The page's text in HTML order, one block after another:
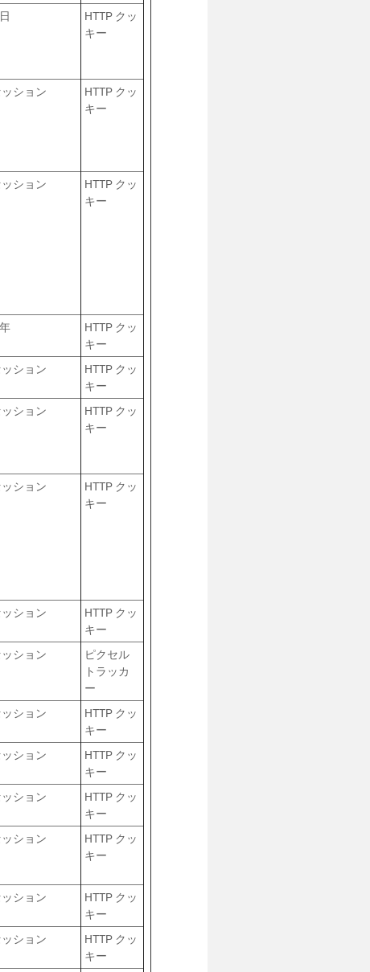
HTTP クッ
キー
ション
HTTP クッ
キー
ション
HTTP クッ
キー
HTTP クッ
キー
ション
HTTP クッ
キー
ション
HTTP クッ
キー
ション
HTTP クッ
キー
ション
HTTP クッ
キー
ション
ピクセル
トラッカ
ー
ション
HTTP クッ
キー
ション
HTTP クッ
キー
ション
HTTP クッ
キー
ション
HTTP クッ
キー
ション
HTTP クッ
キー
ション
HTTP クッ
キー